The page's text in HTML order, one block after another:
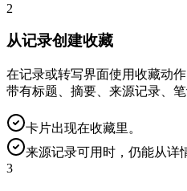
2
从记录创建收藏
在记录或转写界面使用收藏动作
带有标题、摘要、来源记录、笔
卡片出现在收藏里。
来源记录可用时，仍能从详
3